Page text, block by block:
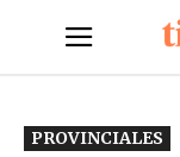
PROVINCIALES